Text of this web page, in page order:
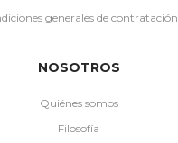
generales de contratación
NOSOTROS
Quiénes somos
Filosofía